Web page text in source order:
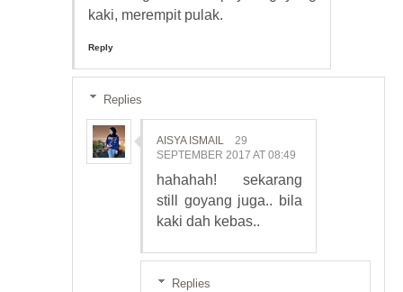
kaki, merempit pulak.
Reply
Replies
AISYA ISMAIL
29
SEPTEMBER 2017 AT 08:49
hahahah! sekarang
still goyang juga.. bila
kaki dah kebas..
Replies